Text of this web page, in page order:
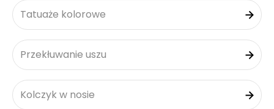
Tatuaże kolorowe
Przekłuwanie uszu
Kolczyk w nosie